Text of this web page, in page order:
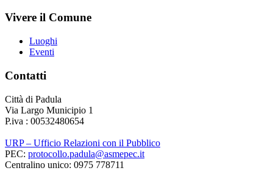
Vivere il Comune
Luoghi
Eventi
Contatti
Città di Padula
Via Largo Municipio 1
P.iva : 00532480654
URP – Ufficio Relazioni con il Pubblico
PEC: protocollo.padula@asmepec.it
Centralino unico: 0975 778711